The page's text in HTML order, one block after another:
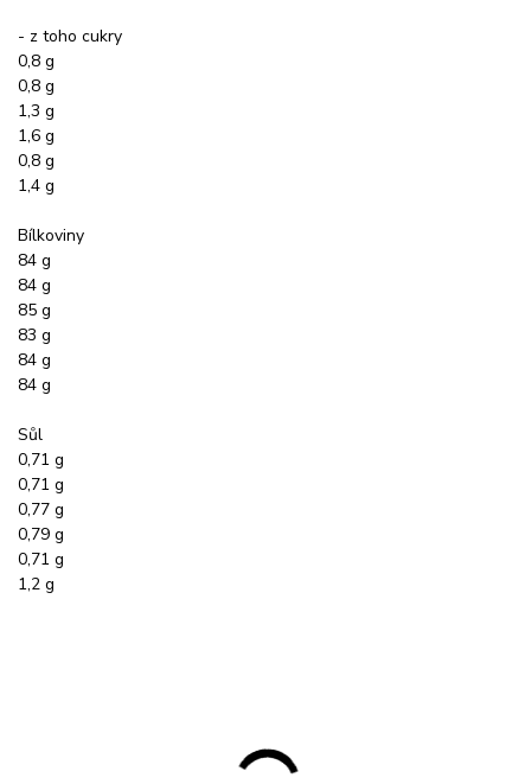
- z toho cukry
0,8 g
0,8 g
1,3 g
1,6 g
0,8 g
1,4 g
Bílkoviny
84 g
84 g
85 g
83 g
84 g
84 g
Sůl
0,71 g
0,71 g
0,77 g
0,79 g
0,71 g
1,2 g